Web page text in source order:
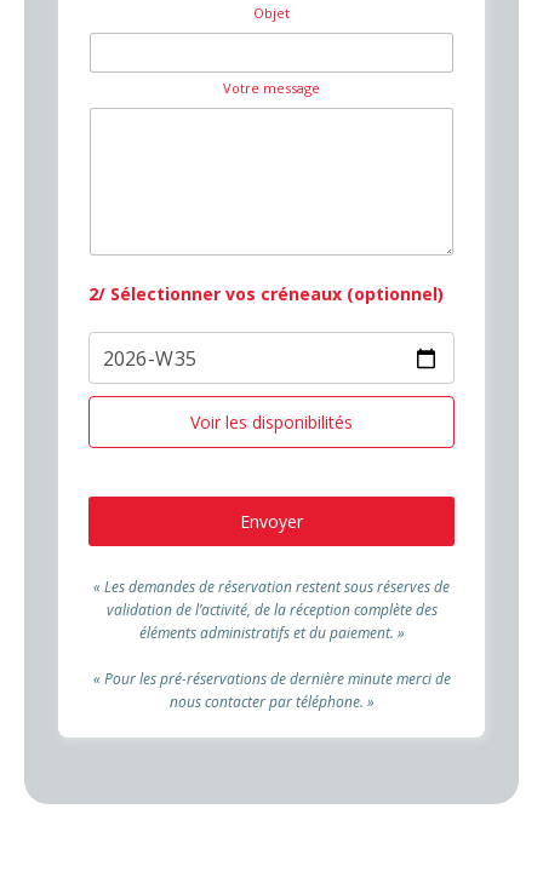
Objet
Votre message
2/ Sélectionner vos créneaux (optionnel)
Voir les disponibilités
Envoyer
« Les demandes de réservation restent sous réserves de
validation de l’activité, de la réception complète des
éléments administratifs et du paiement. »
« Pour les pré-réservations de dernière minute merci de
nous contacter par téléphone. »